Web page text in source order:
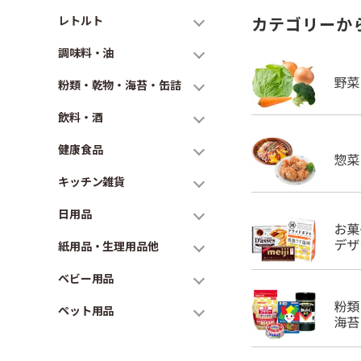
レトルト
調味料・油
粉類・乾物・海苔・缶詰
飲料・酒
健康食品
キッチン雑貨
日用品
紙用品・生理用品他
ベビー用品
ペット用品
カテゴリーか